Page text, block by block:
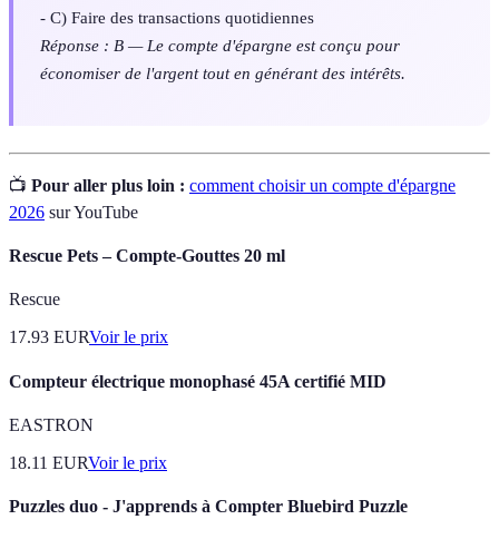
- C) Faire des transactions quotidiennes
Réponse : B — Le compte d'épargne est conçu pour
économiser de l'argent tout en générant des intérêts.
📺 Pour aller plus loin : comment choisir un compte d'épargne
2026 sur YouTube
Rescue Pets – Compte-Gouttes 20 ml
Rescue
17.93 EURVoir le prix
Compteur électrique monophasé 45A certifié MID
EASTRON
18.11 EURVoir le prix
Puzzles duo - J'apprends à Compter Bluebird Puzzle